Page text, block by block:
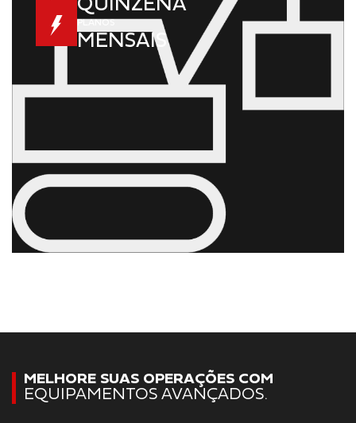
QUINZENA
MENSAIS
MELHORE SUAS OPERAÇÕES COM
EQUIPAMENTOS AVANÇADOS.